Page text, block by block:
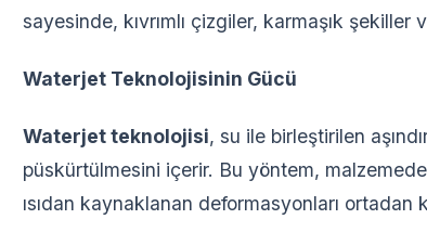
sayesinde, kıvrımlı çizgiler, karmaşık şekiller
Waterjet Teknolojisinin Gücü
Waterjet teknolojisi, su ile birleştirilen
püskürtülmesini içerir. Bu yöntem,
ısıdan kaynaklanan deformasyonları ortadan